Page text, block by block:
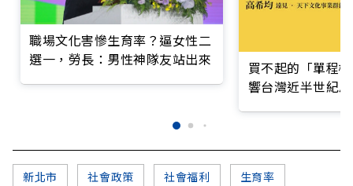
職場文化害慘生育率？逼女性二
選一，勞長：男性神隊友站出來
買不起的「單程
響台灣近半世紀
新北市 社會政策 社會福利 生育率